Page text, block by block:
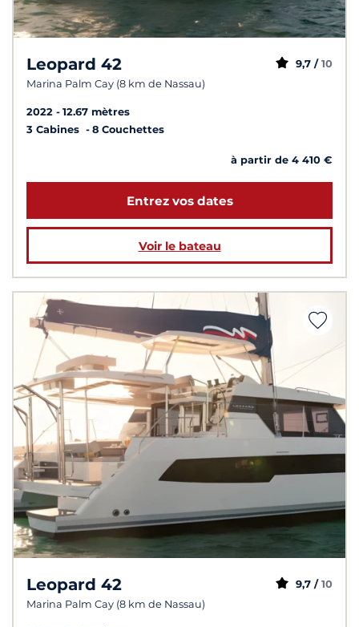
Leopard 42
Marina Palm Cay (8 km de Nassau)
9,7 / 10
2022
12.67 mètres
3 Cabines
8 Couchettes
à partir de 4 410 €
Entrez vos dates
Voir le bateau
Leopard 42
Marina Palm Cay (8 km de Nassau)
9,7 / 10